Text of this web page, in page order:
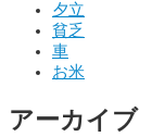
ン
夕立
貧乏
車
お米
アーカイブ